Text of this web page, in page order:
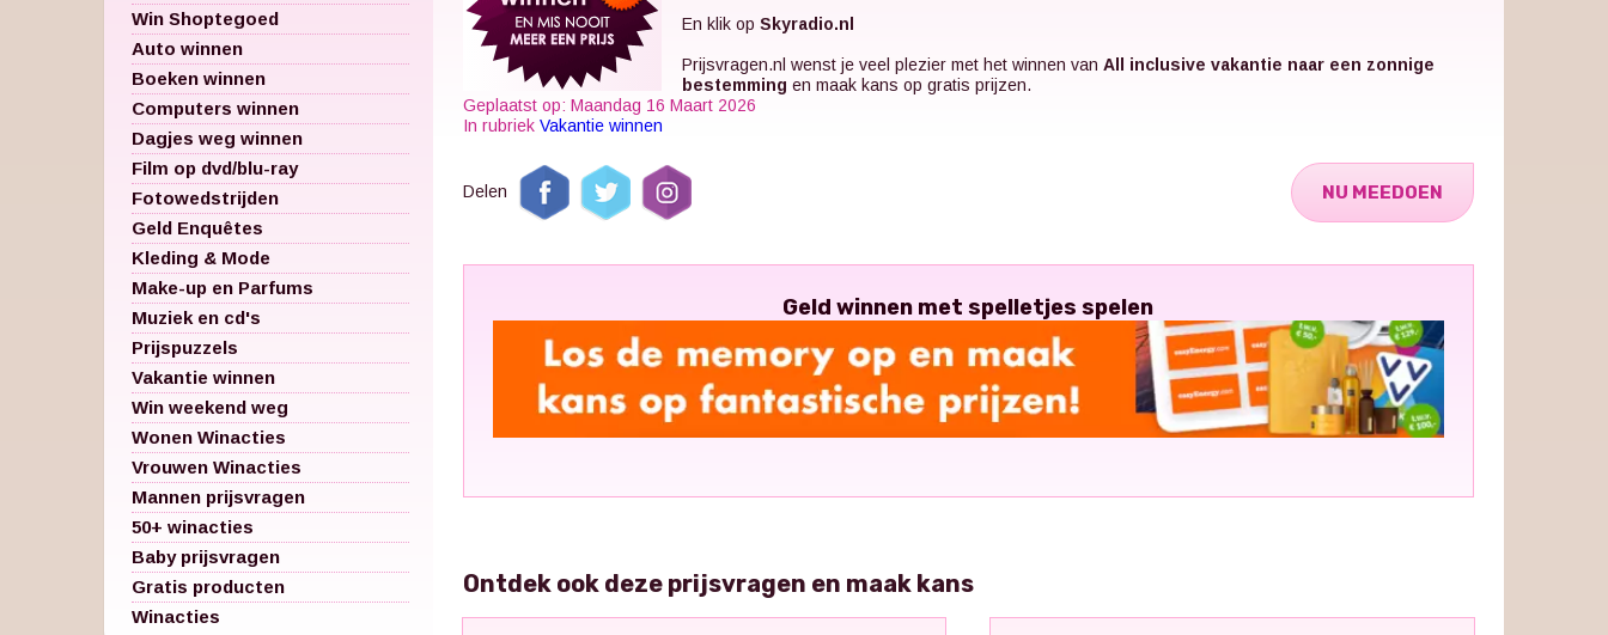
Win Shoptegoed
Auto winnen
Boeken winnen
Computers winnen
Dagjes weg winnen
Film op dvd/blu-ray
Fotowedstrijden
Geld Enquêtes
Kleding & Mode
Make-up en Parfums
Muziek en cd's
Prijspuzzels
Vakantie winnen
Win weekend weg
Wonen Winacties
Vrouwen Winacties
Mannen prijsvragen
50+ winacties
Baby prijsvragen
Gratis producten
Winacties
En klik op Skyradio.nl
Prijsvragen.nl wenst je veel plezier met het winnen van All inclusive vakantie naar een zonnige
bestemming en maak kans op gratis prijzen.
Geplaatst op: Maandag 16 Maart 2026
In rubriek Vakantie winnen
Delen NU MEEDOEN
Geld winnen met spelletjes spelen
Ontdek ook deze prijsvragen en maak kans